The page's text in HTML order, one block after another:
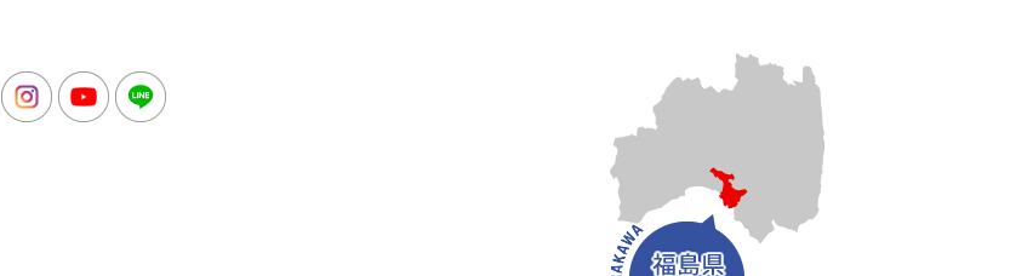
FacebookInstagramYoutube